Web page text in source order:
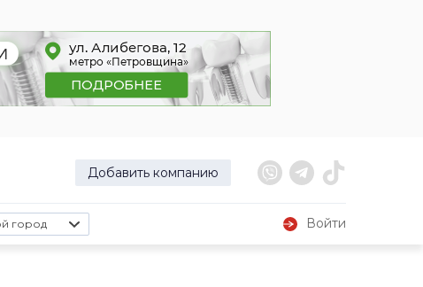
Добавить компанию
город
Войти